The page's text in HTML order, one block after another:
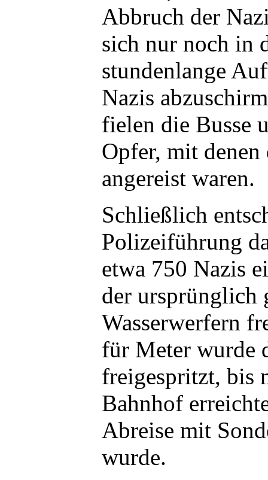
Abbruch der
sich nur noch in
stundenlange
Nazis
fielen die Busse
Opfer, mit
angereist waren.
Schließlich
Polizeiführung
etwa 750 Nazis
der ursprünglich
Wasserwerfern
für Meter wurde
freigespritzt, bis
Bahnhof
Abreise mit
wurde.